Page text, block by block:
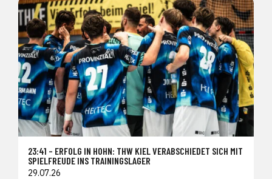
23:41 – ERFOLG IN HOHN: THW KIEL VERABSCHIEDET SICH MIT
SPIELFREUDE INS TRAININGSLAGER
29.07.26